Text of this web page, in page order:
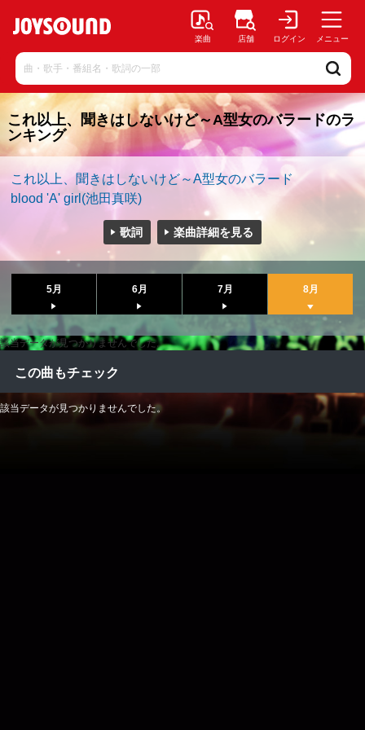
楽曲 店舗 ログイン メニュー
これ以上、聞きはしないけど～A型女のバラードのラ
ンキング
これ以上、聞きはしないけど～A型女のバラード
blood 'A' girl(池田真咲)
歌詞 楽曲詳細を見る
5月 6月 7月 8月
該当データが見つかりませんでした。
この曲もチェック
該当データが見つかりませんでした。